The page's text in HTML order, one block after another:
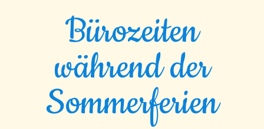
EVENT TIMESLOTS (5)
12:20
Bürozeiten
während der
Sommerferien